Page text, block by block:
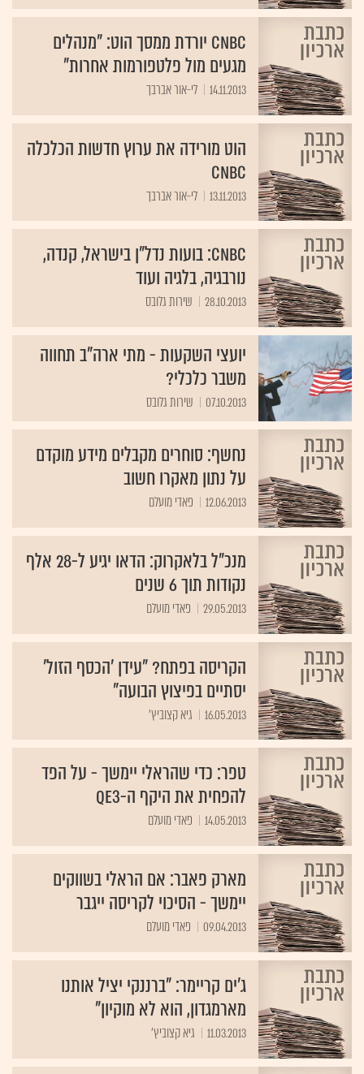
CNBC יורדת ממסך הוט: "מנהלים
מגעים מול פלטפורמות אחרות"
14.11.2013 לי-אור אברבך
הוט מורידה את ערוץ חדשות הכלכלה
CNBC
13.11.2013 לי-אור אברבך
CNBC: בועות נדל"ן בישראל, קנדה,
נורבגיה, בלגיה ועוד
28.10.2013 שירות גלובס
יועצי השקעות - מתי ארה"ב תחווה
משבר כלכלי?
07.10.2013 שירות גלובס
נחשף: סוחרים מקבלים מידע מוקדם
על נתון מאקרו חשוב
12.06.2013 פאדי מועלם
מנכ"ל בלאקרוק: הדאו יגיע ל-28 אלף
נקודות תוך 6 שנים
29.05.2013 פאדי מועלם
הקריסה בפתח? "עידן 'הכסף הזול'
יסתיים בפיצוץ הבועה"
16.05.2013 גיא קצוביץ'
טפר: כדי שהראלי יימשך - על הפד
להפחית את היקף ה-QE3
14.05.2013 פאדי מועלם
מארק פאבר: אם הראלי בשווקים
יימשך - הסיכוי לקריסה ייגבר
09.04.2013 פאדי מועלם
ג'ים קריימר: "ברננקי יציל אותנו
מארמגדון, הוא לא מוקיון"
11.03.2013 גיא קצוביץ'